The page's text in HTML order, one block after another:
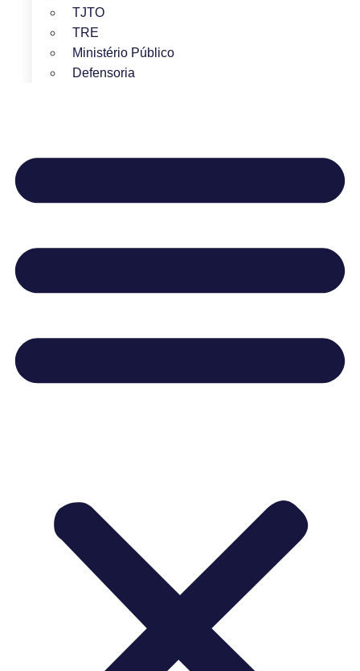
TJTO
TRE
Ministério Público
Defensoria